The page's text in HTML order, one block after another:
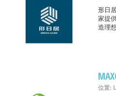
形日
家提
造理
位置: